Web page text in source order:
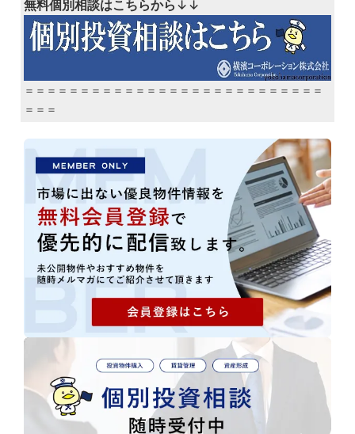
無料個別相談はこちらから ↓↓
＝＝＝＝＝＝＝＝＝＝＝＝＝＝＝＝＝＝＝＝＝＝＝＝＝＝＝
＝＝＝